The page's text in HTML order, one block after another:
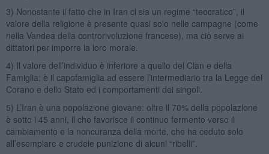
3) Nonostante il fatto che in Iran ci sia un regime “teocratico”, il
valore della religione è presente quasi solo nelle campagne (come
nella Vandea della controrivoluzione francese), ma ciò serve ai
dittatori per imporre la loro morale.
4) Il valore dell’individuo è inferiore a quello del Clan e della
Famiglia: è il capofamiglia ad essere l’intermediario tra la Legge del
Corano e dello Stato ed i comportamenti dei singoli.
5) L’Iran è una popolazione giovane: oltre il 70% della popolazione
è sotto i 45 anni, il che favorisce il continuo fermento verso il
cambiamento e la noncuranza della morte, che ha ceduto solo
all’esemplare e crudele punizione di alcuni “ribelli”.